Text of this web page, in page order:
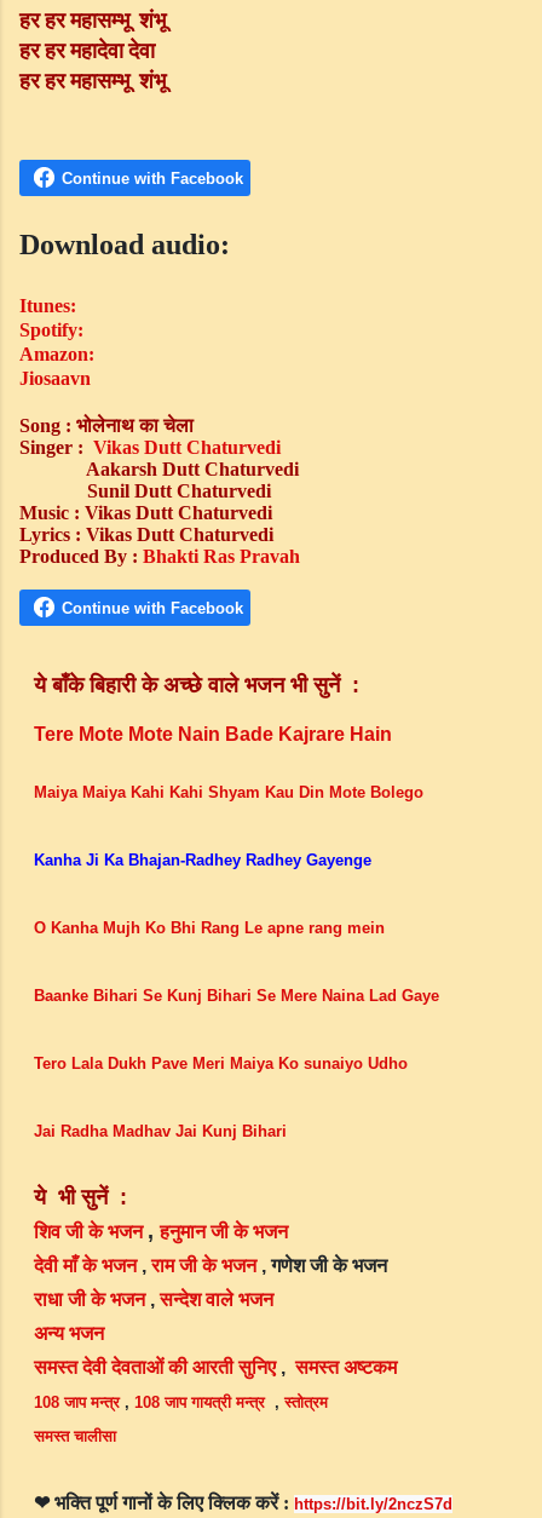
हर हर महासम्भू शंभू
हर हर महादेवा देवा
हर हर महासम्भू शंभू
Download audio:
Itunes:
Spotify:
Amazon:
Jiosaavn
Song : भोलेनाथ का चेला
Singer : Vikas Dutt Chaturvedi
Aakarsh Dutt Chaturvedi
Sunil Dutt Chaturvedi
Music : Vikas Dutt Chaturvedi
Lyrics : Vikas Dutt Chaturvedi
Produced By : Bhakti Ras Pravah
ये बाँके बिहारी केअच्छे वाले भजनभी सुनें:
Tere Mote Mote Nain Bade Kajrare Hain
Maiya Maiya Kahi Kahi Shyam Kau Din Mote Bolego
Kanha Ji Ka Bhajan-Radhey Radhey Gayenge
O Kanha Mujh Ko Bhi Rang Le apne rang mein
Baanke Bihari Se Kunj Bihari Se Mere Naina Lad Gaye
Tero Lala Dukh Pave Meri Maiya Ko sunaiyo Udho
Jai Radha Madhav Jai Kunj Bihari
ये भी सुनें:
शिव जी के भजन ,हनुमान जी के भजन
देवी माँ के भजन,राम जी के भजन, गणेश जी के भजन
राधा जी के भजन,सन्देश वाले भजन
अन्य भजन
समस्त देवी देवताओं की आरती सुनिए,समस्त अष्टकम
108 जाप मन्त्र , 108 जाप गायत्री मन्त्र ,स्तोत्रम
समस्त चालीसा
❤ भक्तिपूर्णगानोंकेलिएक्लिककरें: https://bit.ly/2nczS7d